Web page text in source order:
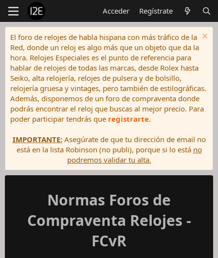
Acceder Regístrate
El foro de relojes de habla hispana con más tráfico de la
Red, donde un reloj es algo más que un objeto que da la
hora. Relojes Especiales es el punto de referencia para
hablar de relojes de todas las marcas, desde Rolex hasta
Seiko, alta relojería, relojes de pulsera y de bolsillo,
relojería gruesa y vintages, pero también de estilográficas.
Además, disponemos de un foro de compraventa donde
podrás encontrar el reloj que buscas al mejor precio. Para
poder participar tendrás que registrarte.
IMPORTANTE:Asegúrate de que tu dirección de email no
está en la lista Robinson (no publi), porque si lo está no
podremos validar tu alta.
Normas Foros de
Compraventa Relojes -
FCvR